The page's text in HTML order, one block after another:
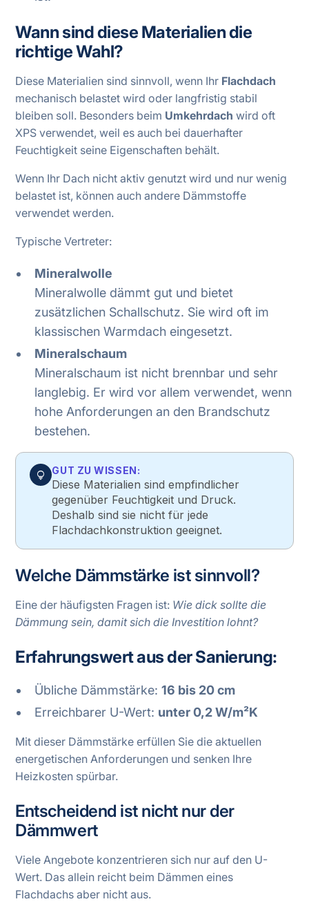
Wann sind diese Materialien die
richtige Wahl?
Diese Materialien sind sinnvoll, wenn Ihr Flachdach
mechanisch belastet wird oder langfristig stabil
bleiben soll. Besonders beim Umkehrdach wird oft
XPS verwendet, weil es auch bei dauerhafter
Feuchtigkeit seine Eigenschaften behält.
Wenn Ihr Dach nicht aktiv genutzt wird und nur wenig
belastet ist, können auch andere Dämmstoffe
verwendet werden.
Typische Vertreter:
Mineralwolle
Mineralwolle dämmt gut und bietet
zusätzlichen Schallschutz. Sie wird oft im
klassischen Warmdach eingesetzt.
Mineralschaum
Mineralschaum ist nicht brennbar und sehr
langlebig. Er wird vor allem verwendet, wenn
hohe Anforderungen an den Brandschutz
bestehen.
lightbulb GUT ZU WISSEN:
Diese Materialien sind empfindlicher
gegenüber Feuchtigkeit und Druck.
Deshalb sind sie nicht für jede
Flachdachkonstruktion geeignet.
Welche Dämmstärke ist sinnvoll?
Eine der häufigsten Fragen ist: Wie dick sollte die
Dämmung sein, damit sich die Investition lohnt?
Erfahrungswert aus der Sanierung:
Übliche Dämmstärke:16 bis 20 cm
Erreichbarer U-Wert: unter 0,2 W/m²K
Mit dieser Dämmstärke erfüllen Sie die aktuellen
energetischen Anforderungen und senken Ihre
Heizkosten spürbar.
Entscheidend ist nicht nur der
Dämmwert
Viele Angebote konzentrieren sich nur auf den U-
Wert. Das allein reicht beim Dämmen eines
Flachdachs aber nicht aus.